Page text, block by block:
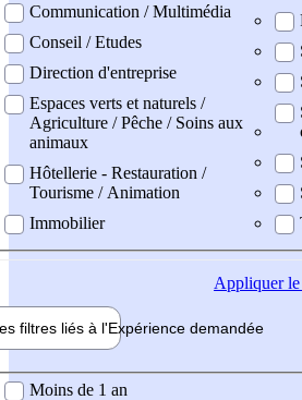
Communication / Multimédia
Conseil / Etudes
Direction d'entreprise
Espaces verts et naturels /
Agriculture / Pêche / Soins aux
animaux
Hôtellerie - Restauration /
Tourisme / Animation
Immobilier
Appliquerle
filtres liés à l'Expérience demandée
demandée
Moins de 1 an